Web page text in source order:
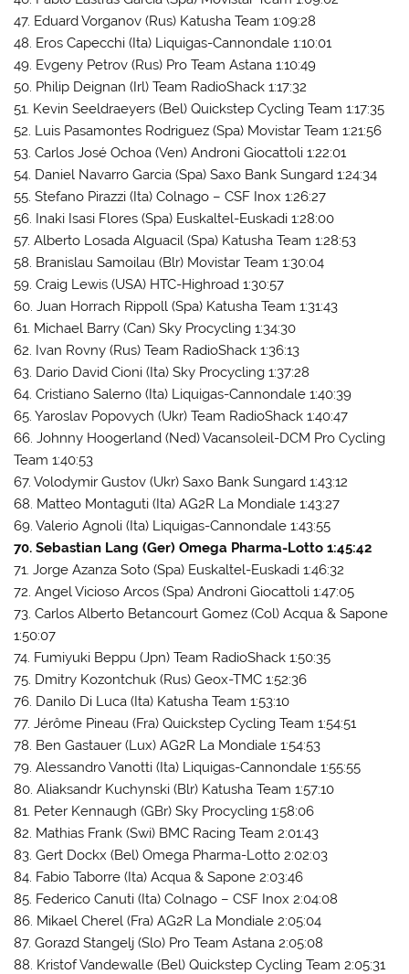
47. Eduard Vorganov (Rus) Katusha Team 1:09:28
48. Eros Capecchi (Ita) Liquigas-Cannondale 1:10:01
49. Evgeny Petrov (Rus) Pro Team Astana 1:10:49
50. Philip Deignan (Irl) Team RadioShack 1:17:32
51. Kevin Seeldraeyers (Bel) Quickstep Cycling Team 1:17:35
52. Luis Pasamontes Rodriguez (Spa) Movistar Team 1:21:56
53. Carlos José Ochoa (Ven) Androni Giocattoli 1:22:01
54. Daniel Navarro Garcia (Spa) Saxo Bank Sungard 1:24:34
55. Stefano Pirazzi (Ita) Colnago – CSF Inox 1:26:27
56. Inaki Isasi Flores (Spa) Euskaltel-Euskadi 1:28:00
57. Alberto Losada Alguacil (Spa) Katusha Team 1:28:53
58. Branislau Samoilau (Blr) Movistar Team 1:30:04
59. Craig Lewis (USA) HTC-Highroad 1:30:57
60. Juan Horrach Rippoll (Spa) Katusha Team 1:31:43
61. Michael Barry (Can) Sky Procycling 1:34:30
62. Ivan Rovny (Rus) Team RadioShack 1:36:13
63. Dario David Cioni (Ita) Sky Procycling 1:37:28
64. Cristiano Salerno (Ita) Liquigas-Cannondale 1:40:39
65. Yaroslav Popovych (Ukr) Team RadioShack 1:40:47
66. Johnny Hoogerland (Ned) Vacansoleil-DCM Pro Cycling
Team 1:40:53
67. Volodymir Gustov (Ukr) Saxo Bank Sungard 1:43:12
68. Matteo Montaguti (Ita) AG2R La Mondiale 1:43:27
69. Valerio Agnoli (Ita) Liquigas-Cannondale 1:43:55
70. Sebastian Lang (Ger) Omega Pharma-Lotto 1:45:42
71. Jorge Azanza Soto (Spa) Euskaltel-Euskadi 1:46:32
72. Angel Vicioso Arcos (Spa) Androni Giocattoli 1:47:05
73. Carlos Alberto Betancourt Gomez (Col) Acqua & Sapone
1:50:07
74. Fumiyuki Beppu (Jpn) Team RadioShack 1:50:35
75. Dmitry Kozontchuk (Rus) Geox-TMC 1:52:36
76. Danilo Di Luca (Ita) Katusha Team 1:53:10
77. Jérôme Pineau (Fra) Quickstep Cycling Team 1:54:51
78. Ben Gastauer (Lux) AG2R La Mondiale 1:54:53
79. Alessandro Vanotti (Ita) Liquigas-Cannondale 1:55:55
80. Aliaksandr Kuchynski (Blr) Katusha Team 1:57:10
81. Peter Kennaugh (GBr) Sky Procycling 1:58:06
82. Mathias Frank (Swi) BMC Racing Team 2:01:43
83. Gert Dockx (Bel) Omega Pharma-Lotto 2:02:03
84. Fabio Taborre (Ita) Acqua & Sapone 2:03:46
85. Federico Canuti (Ita) Colnago – CSF Inox 2:04:08
86. Mikael Cherel (Fra) AG2R La Mondiale 2:05:04
87. Gorazd Stangelj (Slo) Pro Team Astana 2:05:08
88. Kristof Vandewalle (Bel) Quickstep Cycling Team 2:05:31